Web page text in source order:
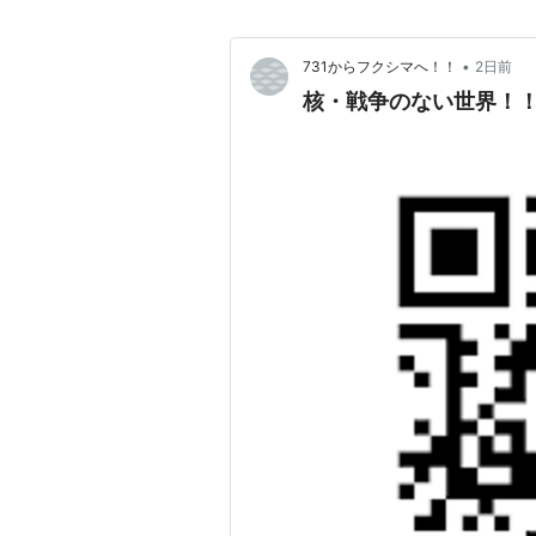
731からフクシマへ！！ • 2日前
核・戦争のない世界！